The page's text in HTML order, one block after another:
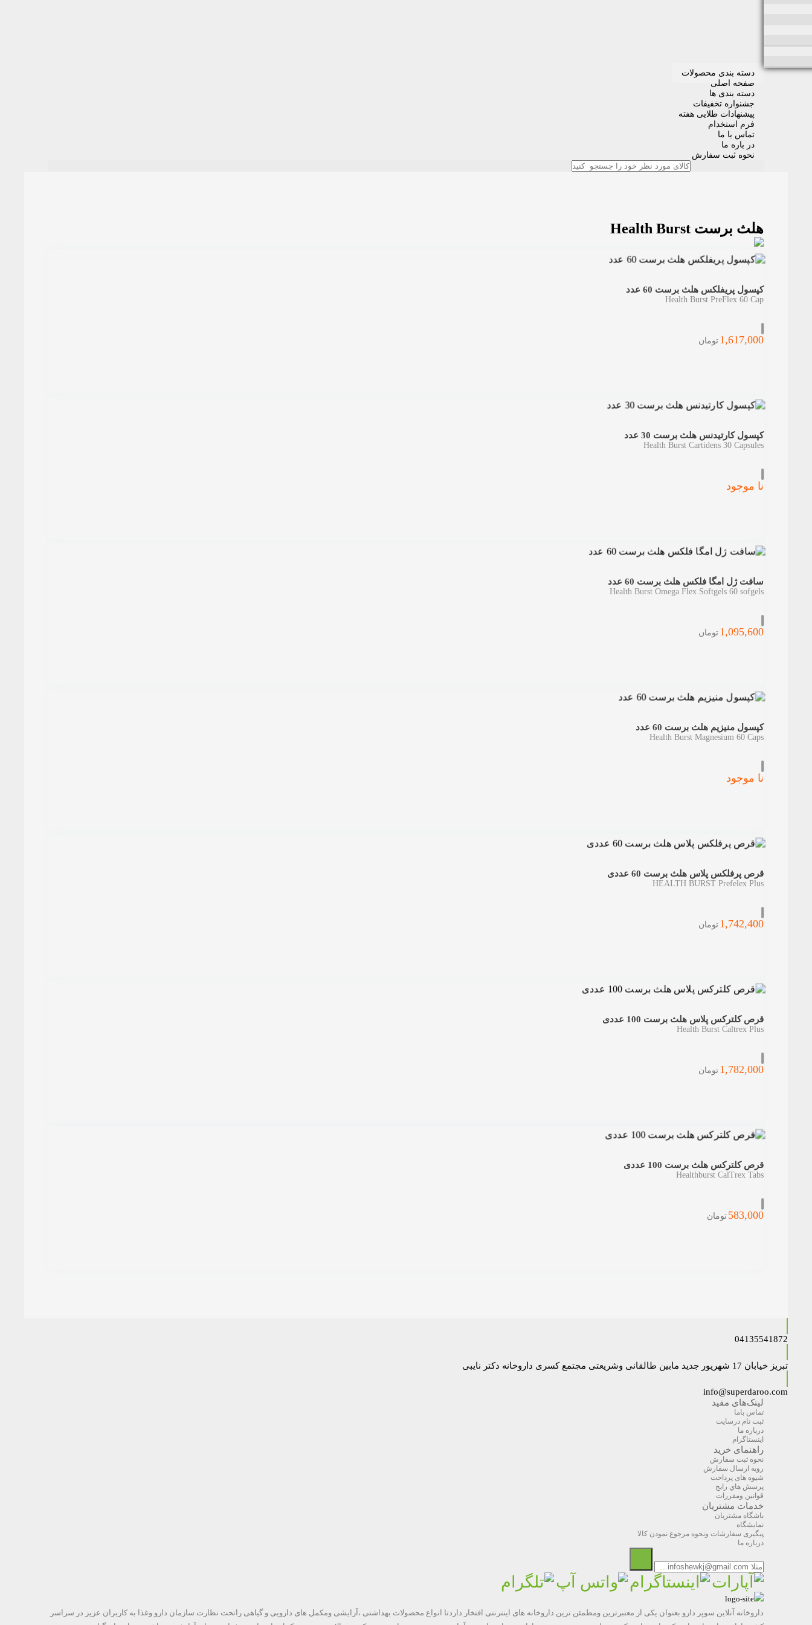
دسته بندی محصولات
صفحه اصلی
دسته بندی ها
جشنواره تخفیفات
پیشنهادات طلایی هفته
فرم استخدام
تماس با ما
در باره ما
نحوه ثبت سفارش
هلث برست Health Burst
کپسول پریفلکس هلث برست 60 عدد
Health Burst PreFlex 60 Cap
1,617,000 تومان
کپسول کارتیدنس هلث برست 30 عدد
Health Burst Cartidens 30 Capsules
نا موجود
سافت ژل امگا فلکس هلث برست 60 عدد
Health Burst Omega Flex Softgels 60 sofgels
1,095,600 تومان
کپسول منیزیم هلث برست 60 عدد
Health Burst Magnesium 60 Caps
نا موجود
قرص پرفلکس پلاس هلث برست 60 عددی
HEALTH BURST Prefelex Plus
1,742,400 تومان
قرص کلترکس پلاس هلث برست 100 عددی
Health Burst Caltrex Plus
1,782,000 تومان
قرص کلترکس هلث برست 100 عددی
Healthburst CalTrex Tabs
583,000 تومان
04135541872
تبریز خیابان 17 شهریور جدید مابین طالقانی وشریعتی مجتمع کسری داروخانه دکتر نایبی
info@superdaroo.com
لینک‌های مفید
تماس باما
ثبت نام درسایت
درباره ما
اینستاگرام
راهنمای خرید
نحوه ثبت سفارش
رویه ارسال سفارش
شیوه های پرداخت
پرسش هاي رايج
قوانین ومقررات
خدمات مشتریان
باشگاه مشتریان
نمایشگاه
پیگیری سفارشات ونحوه مرجوع نمودن کالا
درباره ما
داروخانه آنلاین سوپر دارو بعنوان یکی از معتبرترین ومطمئن ترین داروخانه های اینترنتی افتخار داردتا انواع محصولات بهداشتی ،آرایشی ومکمل های دارویی و گیاهی راتحت نظارت سازمان دارو وغذا به کاربران عزیز در سراسر